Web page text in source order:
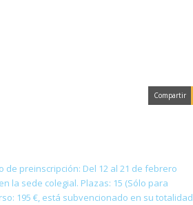
Compartir
de preinscripción: Del 12 al 21 de febrero
la sede colegial. Plazas: 15 (Sólo para
195 €, está subvencionado en su totalidad